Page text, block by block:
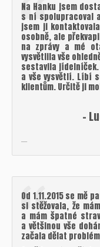
Na Hanku jsem
s ní spolupracoval
jsem ji
osobně, ale
na zprávy a mé
vysvětlila vše
sestavila jídelníček.
a vše vysvětlí. Líbí
klientům. Určitě ji
– Lucka
Od 1.11.2015 se mě
si stěžovala, že
a mám špatné
a většinou vše
začala dělat